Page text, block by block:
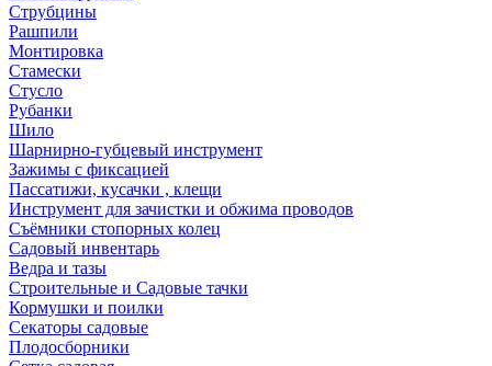
Струбцины
Рашпили
Монтировка
Стамески
Стусло
Рубанки
Шило
Шарнирно-губцевый инструмент
Зажимы с фиксацией
Пассатижи, кусачки , клещи
Инструмент для зачистки и обжима проводов
Съёмники стопорных колец
Садовый инвентарь
Ведра и тазы
Строительные и Садовые тачки
Кормушки и поилки
Секаторы садовые
Плодосборники